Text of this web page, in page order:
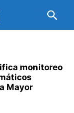
monitoreo
Mayor